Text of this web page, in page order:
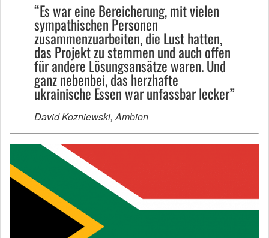
“Es war eine Bereicherung, mit vielen
sympathischen Personen
zusammenzuarbeiten, die Lust hatten,
das Projekt zu stemmen und auch offen
für andere Lösungsansätze waren. Und
ganz nebenbei, das herzhafte
ukrainische Essen war unfassbar lecker”
David Kozniewski, Ambion